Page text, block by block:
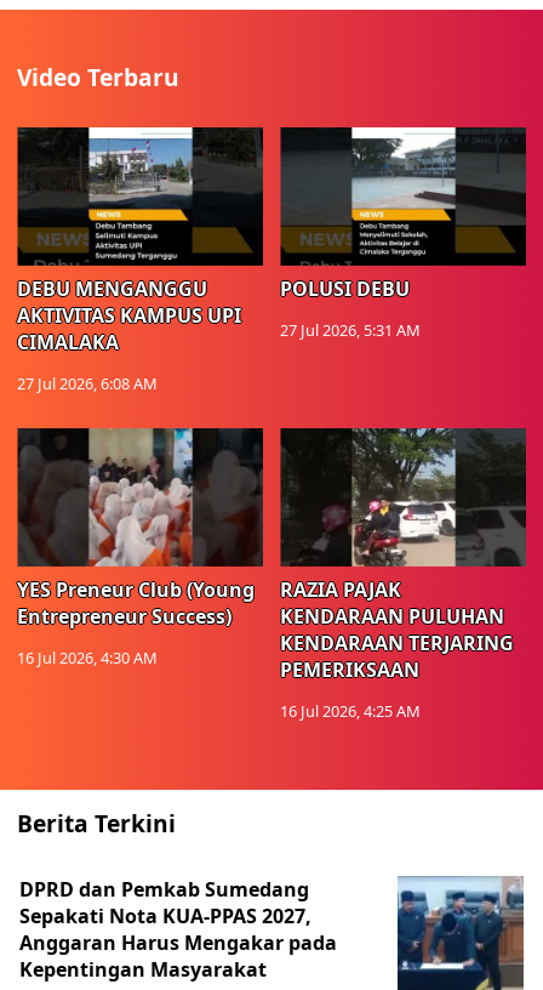
Video Terbaru
DEBU MENGANGGU
AKTIVITAS KAMPUS UPI
CIMALAKA
27 Jul 2026, 6:08 AM
POLUSI DEBU
27 Jul 2026, 5:31 AM
YES Preneur Club (Young
Entrepreneur Success)
16 Jul 2026, 4:30 AM
RAZIA PAJAK
KENDARAAN PULUHAN
KENDARAAN TERJARING
PEMERIKSAAN
16 Jul 2026, 4:25 AM
Berita Terkini
DPRD dan Pemkab Sumedang
Sepakati Nota KUA-PPAS 2027,
Anggaran Harus Mengakar pada
Kepentingan Masyarakat